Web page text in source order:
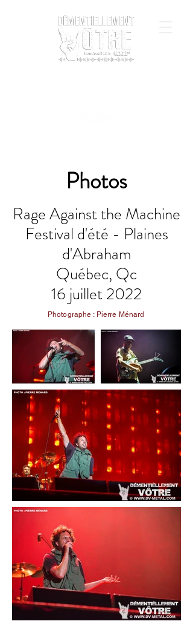
Photos
Rage Against the Machine
Festival d'été - Plaines
d'Abraham
Québec, Qc
16 juillet 2022
Photographe : Pierre Ménard